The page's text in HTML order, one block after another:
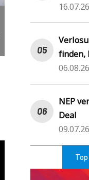
16.07.26
finden,
06.08.26
NEP
Deal
09.07.26